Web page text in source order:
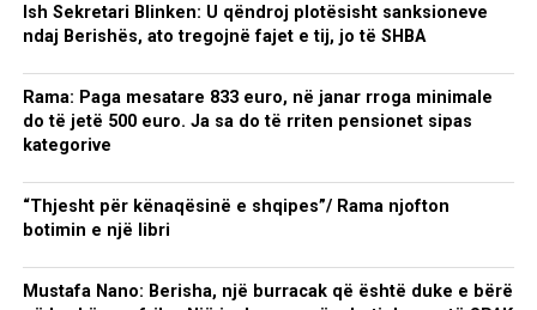
Ish Sekretari Blinken: U qëndroj plotësisht sanksioneve
ndaj Berishës, ato tregojnë fajet e tij, jo të SHBA
Rama: Paga mesatare 833 euro, në janar rroga minimale
do të jetë 500 euro. Ja sa do të rriten pensionet sipas
kategorive
“Thjesht për kënaqësinë e shqipes”/ Rama njofton
botimin e një libri
Mustafa Nano: Berisha, një burracak që është duke e bërë